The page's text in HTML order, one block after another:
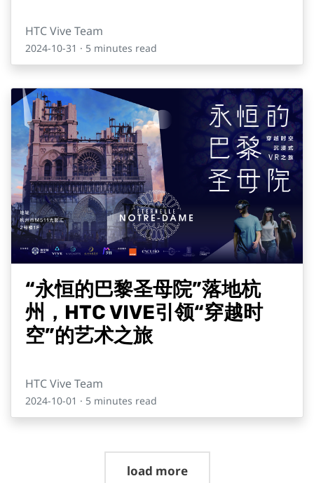
HTC Vive Team
2024-10-31 · 5 minutes read
“永恒的巴黎圣母院”落地杭
州，HTC VIVE引领“穿越时
空”的艺术之旅
HTC Vive Team
2024-10-01 · 5 minutes read
load more